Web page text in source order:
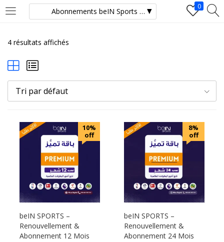
0
LOGIN
Enter your username and password to login.
Remember me
Lost password?
4 résultats affichés
Tri par défaut
10%
off
beIN SPORTS –
Renouvellement &
Abonnement 12 Mois
8%
off
beIN SPORTS –
Renouvellement &
Abonnement 24 Mois